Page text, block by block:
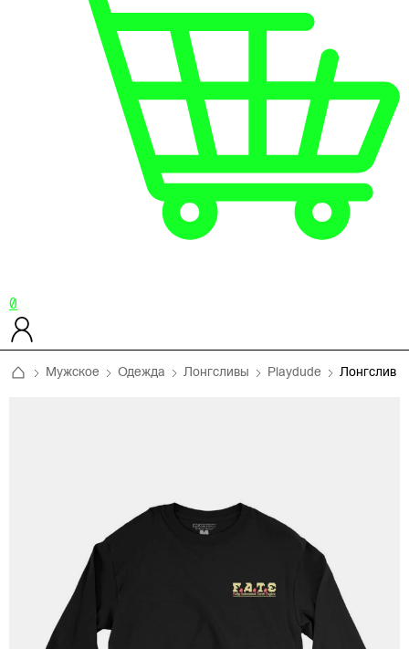
0
Мужское Одежда Лонгсливы Playdude Лонгслив